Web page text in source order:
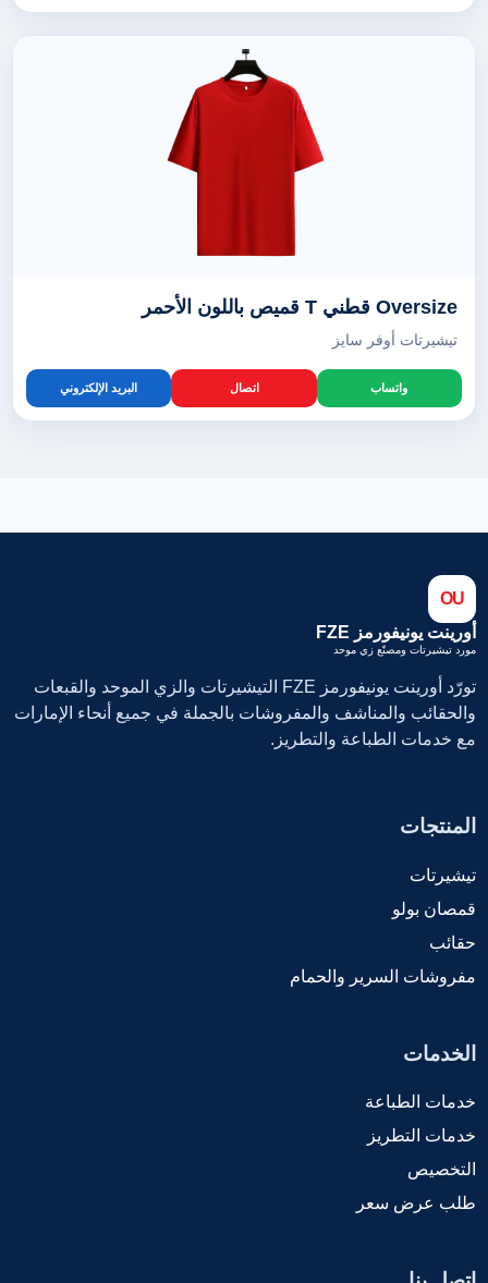
Oversize قطني T قميص باللون الأحمر
تيشيرتات أوفر سايز
واتساب اتصال البريد الإلكتروني
OU
أورينت يونيفورمز FZE
مورد تيشيرتات ومصنّع زي موحد
تورّد أورينت يونيفورمز FZE التيشيرتات والزي الموحد والقبعات
والحقائب والمناشف والمفروشات بالجملة في جميع أنحاء الإمارات
مع خدمات الطباعة والتطريز.
المنتجات
تيشيرتات
قمصان بولو
حقائب
مفروشات السرير والحمام
الخدمات
خدمات الطباعة
خدمات التطريز
التخصيص
طلب عرض سعر